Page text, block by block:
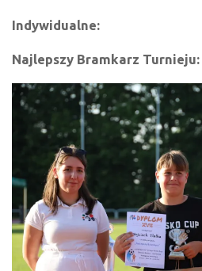
Indywidualne:
Najlepszy Bramkarz Turnieju: